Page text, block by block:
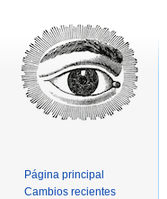
Página principal
Cambios recientes